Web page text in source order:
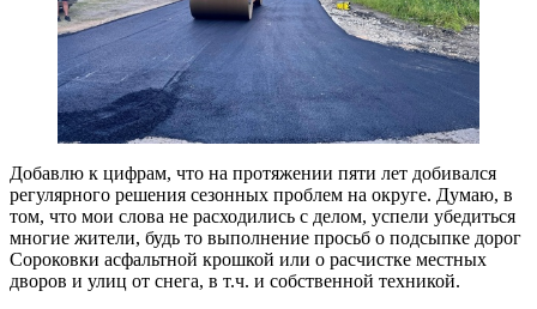
Добавлю к цифрам, что на протяжении пяти лет добивался
регулярного решения сезонных проблем на округе. Думаю, в
том, что мои слова не расходились с делом, успели убедиться
многие жители, будь то выполнение просьб о подсыпке дорог
Сороковки асфальтной крошкой или о расчистке местных
дворов и улиц от снега, в т.ч. и собственной техникой.